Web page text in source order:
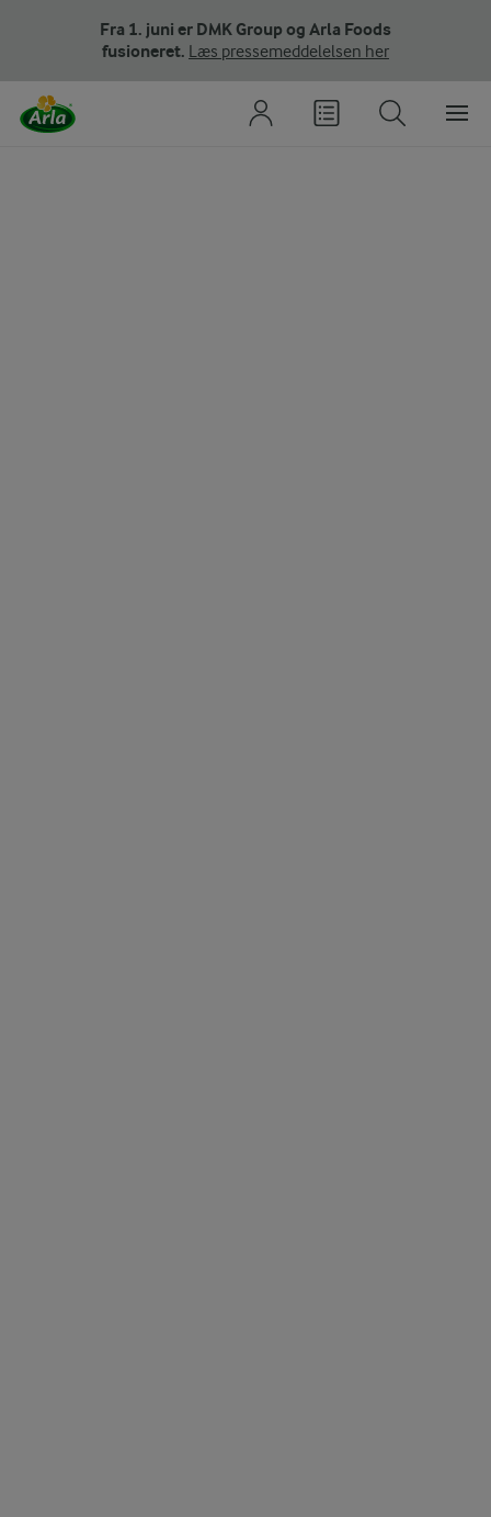
Fra 1. juni er DMK Group og Arla Foods
fusioneret. Læs pressemeddelelsen her